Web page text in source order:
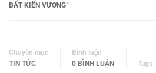
BẤT KIẾN VƯƠNG”
Chuyên mục
TIN TỨC
Bình luận
0 BÌNH LUẬN
Tags